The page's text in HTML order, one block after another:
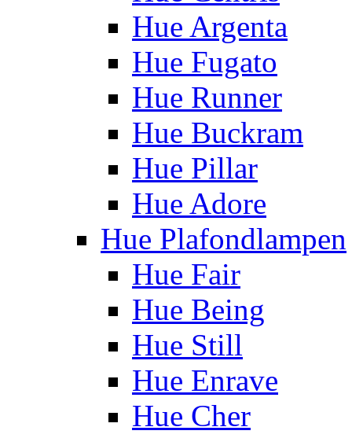
Hue Argenta
Hue Fugato
Hue Runner
Hue Buckram
Hue Pillar
Hue Adore
Hue Plafondlampen
Hue Fair
Hue Being
Hue Still
Hue Enrave
Hue Cher